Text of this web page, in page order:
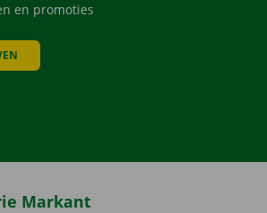
en promoties
Markant